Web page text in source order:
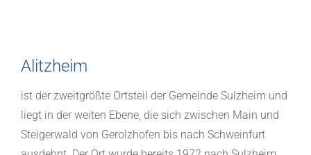
Alitzheim
ist der zweitgrößte Ortsteil der Gemeinde Sulzheim und
liegt in der weiten Ebene, die sich zwischen Main und
Steigerwald von Gerolzhofen bis nach Schweinfurt